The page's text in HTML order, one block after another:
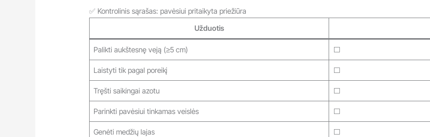
✅ Kontrolinis sąrašas: pavėsiui pritaikyta priežiūra
Užduotis
Palikti aukštesnę veją (≥5 cm) ⬜
Laistyti tik pagal poreikį ⬜
Tręšti saikingai azotu ⬜
Parinkti pavėsiui tinkamas veislės ⬜
Genėti medžių lajas ⬜